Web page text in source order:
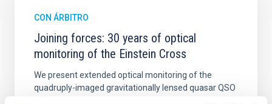
CON ÁRBITRO
Joining forces: 30 years of optical
monitoring of the Einstein Cross
We present extended optical monitoring of the
quadruply-imaged gravitationally lensed quasar QSO